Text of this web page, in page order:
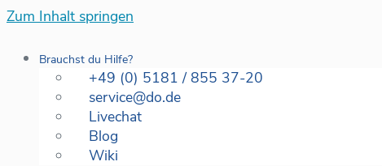
Zum Inhalt springen
Brauchst du Hilfe?
+49 (0) 5181 / 855 37-20
service@do.de
Livechat
Blog
Wiki